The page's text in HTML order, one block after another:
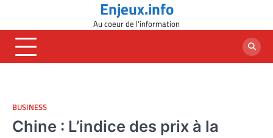
content
Enjeux.info
Au coeur de l'information
BUSINESS
Chine : L’indice des prix à la